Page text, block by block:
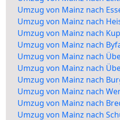
Umzug von Mainz nach
Umzug von Mainz nach
Umzug von Mainz nach
Umzug von Mainz nach
Umzug von Mainz nach
Umzug von Mainz nach
Umzug von Mainz nach
Umzug von Mainz nach
Umzug von Mainz nach
Umzug von Mainz nach